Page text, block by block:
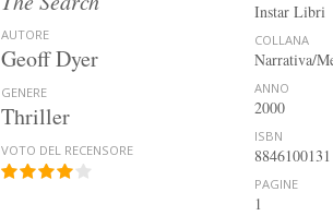
AUTORE
Geoff Dyer
GENERE
Thriller
VOTO DEL RECENSORE
Instar Libri
COLLANA
Narrativa/
ANNO
2000
ISBN
8846100131
PAGINE
1